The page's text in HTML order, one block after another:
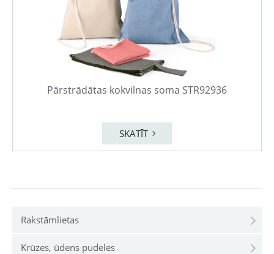
Rakstāmlietas
Krūzes, ūdens pudeles
Pārstrādātas kokvilnas soma STR92936
SKATĪT